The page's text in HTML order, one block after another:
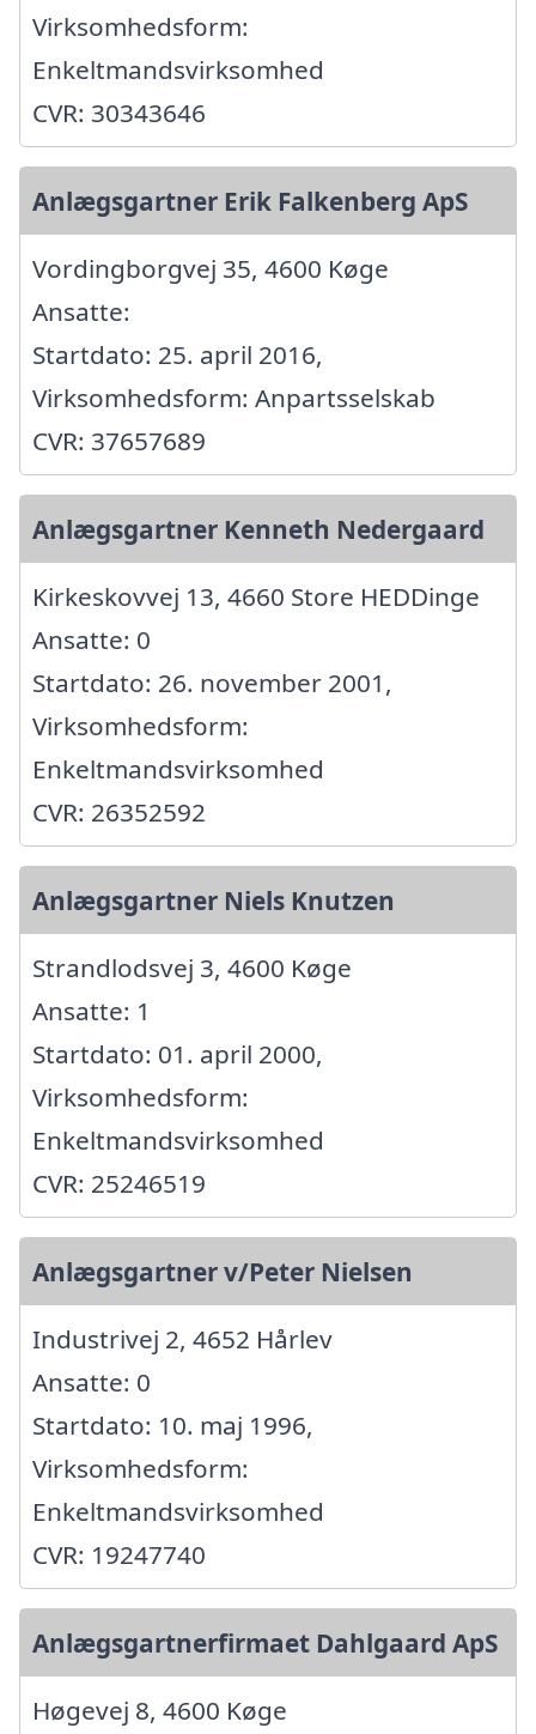
Virksomhedsform:
Enkeltmandsvirksomhed
CVR: 30343646
Anlægsgartner Erik Falkenberg ApS
Vordingborgvej 35, 4600 Køge
Ansatte:
Startdato: 25. april 2016,
Virksomhedsform: Anpartsselskab
CVR: 37657689
Anlægsgartner Kenneth Nedergaard
Kirkeskovvej 13, 4660 Store HEDDinge
Ansatte: 0
Startdato: 26. november 2001,
Virksomhedsform:
Enkeltmandsvirksomhed
CVR: 26352592
Anlægsgartner Niels Knutzen
Strandlodsvej 3, 4600 Køge
Ansatte: 1
Startdato: 01. april 2000,
Virksomhedsform:
Enkeltmandsvirksomhed
CVR: 25246519
Anlægsgartner v/Peter Nielsen
Industrivej 2, 4652 Hårlev
Ansatte: 0
Startdato: 10. maj 1996,
Virksomhedsform:
Enkeltmandsvirksomhed
CVR: 19247740
Anlægsgartnerfirmaet Dahlgaard ApS
Høgevej 8, 4600 Køge